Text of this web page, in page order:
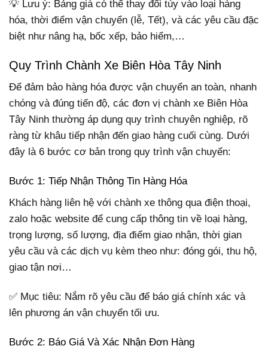
💡 Lưu ý: Bảng giá có thể thay đổi tùy vào loại hàng
hóa, thời điểm vận chuyển (lễ, Tết), và các yêu cầu đặc
biệt như nâng hạ, bốc xếp, bảo hiểm,…
Quy Trình Chành Xe Biên Hòa Tây Ninh
Để đảm bảo hàng hóa được vận chuyển an toàn, nhanh
chóng và đúng tiến độ, các đơn vị chành xe Biên Hòa
Tây Ninh thường áp dụng quy trình chuyên nghiệp, rõ
ràng từ khâu tiếp nhận đến giao hàng cuối cùng. Dưới
đây là 6 bước cơ bản trong quy trình vận chuyển:
Bước 1: Tiếp Nhận Thông Tin Hàng Hóa
Khách hàng liên hệ với chành xe thông qua điện thoại,
zalo hoặc website để cung cấp thông tin về loại hàng,
trọng lượng, số lượng, địa điểm giao nhận, thời gian
yêu cầu và các dịch vụ kèm theo như: đóng gói, thu hộ,
giao tận nơi…
✅ Mục tiêu: Nắm rõ yêu cầu để báo giá chính xác và
lên phương án vận chuyển tối ưu.
Bước 2: Báo Giá Và Xác Nhận Đơn Hàng